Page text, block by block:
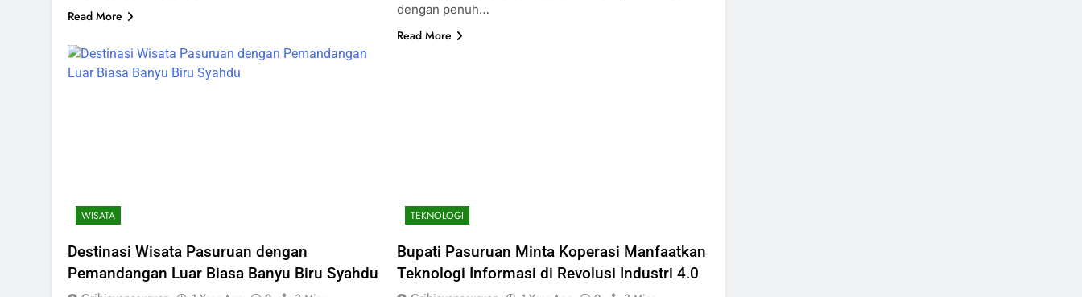
Read More
dengan penuh…
Read More
WISATA
Destinasi Wisata Pasuruan dengan
Pemandangan Luar Biasa Banyu Biru Syahdu
TEKNOLOGI
Bupati Pasuruan Minta Koperasi Manfaatkan
Teknologi Informasi di Revolusi Industri 4.0